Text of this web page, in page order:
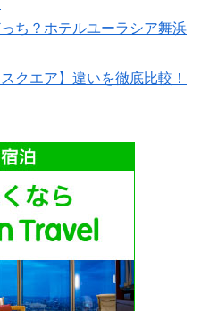
ち？ホテルユーラシア舞浜
クエア】違いを徹底比較！